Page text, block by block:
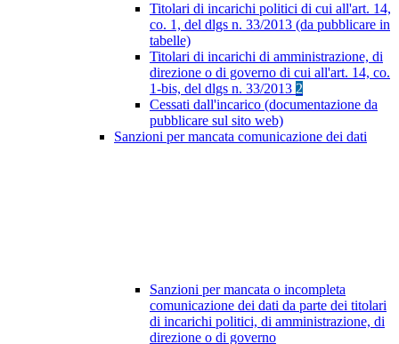
Titolari di incarichi politici di cui all'art. 14,
co. 1, del dlgs n. 33/2013 (da pubblicare in
tabelle)
Titolari di incarichi di amministrazione, di
direzione o di governo di cui all'art. 14, co.
1-bis, del dlgs n. 33/2013 2
Cessati dall'incarico (documentazione da
pubblicare sul sito web)
Sanzioni per mancata comunicazione dei dati
Sanzioni per mancata o incompleta
comunicazione dei dati da parte dei titolari
di incarichi politici, di amministrazione, di
direzione o di governo